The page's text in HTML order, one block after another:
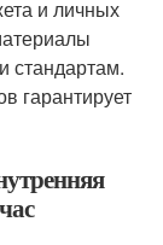
и личных
стандартам.
гарантирует